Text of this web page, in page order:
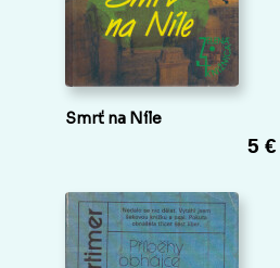
Smrť na Níle
5 €